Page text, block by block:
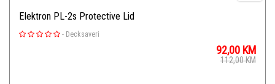
Elektron PL-2s Protective Lid
- Decksaveri
92,00 KM
112,00KM